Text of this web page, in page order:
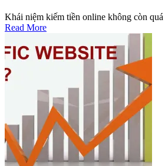
Khái niệm kiếm tiền online không còn
Read More